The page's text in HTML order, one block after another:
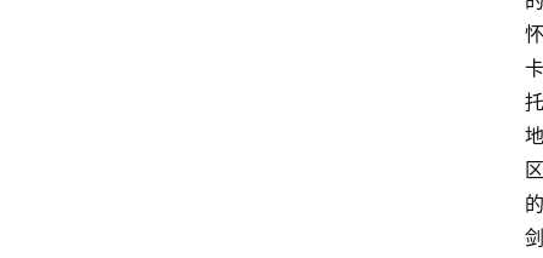
怀
卡
托
地
区
的
剑